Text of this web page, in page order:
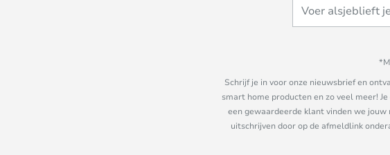
Schrijf je in voor onze nieuwsbrief en
smart home producten en zo veel meer!
een gewaardeerde klant vinden we jouw
uitschrijven door op de afmeldlink